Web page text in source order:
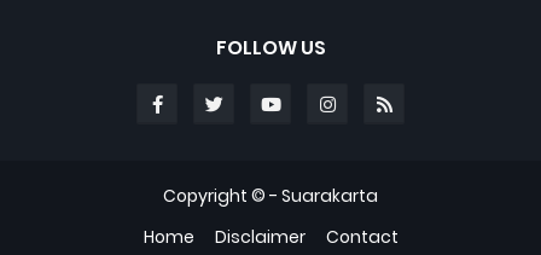
FOLLOW US
Copyright © - Suarakarta
Home
Disclaimer Contact